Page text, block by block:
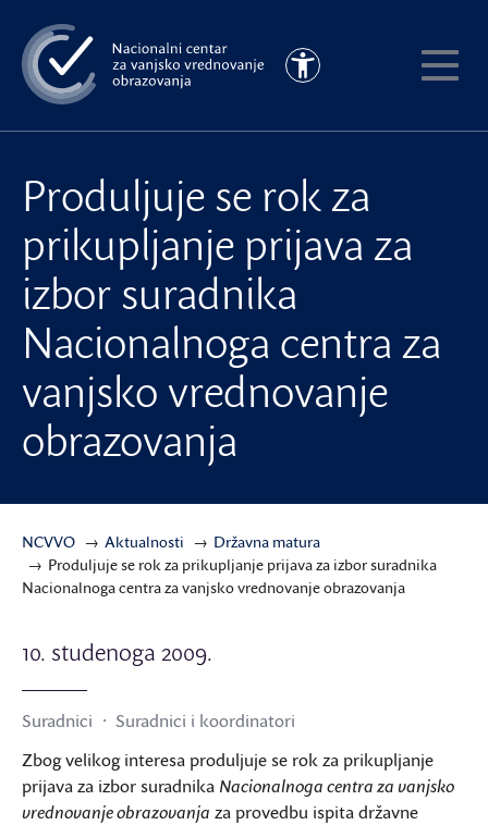
na
glavni
sadržaj
Pristupačnost
Produljuje se rok za
prikupljanje prijava za
izbor suradnika
Nacionalnoga centra za
vanjsko vrednovanje
obrazovanja
NCVVO Aktualnosti
Državna matura
Produljuje se rok za prikupljanje prijava za izbor suradnika
Nacionalnoga centra za vanjsko vrednovanje obrazovanja
10. studenoga 2009.
Suradnici
Suradnici i koordinatori
Zbog velikog interesa produljuje se rok za prikupljanje
prijava za izbor suradnika Nacionalnoga centra za vanjsko
vrednovanje obrazovanja za provedbu ispita državne